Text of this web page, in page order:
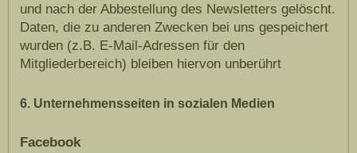
und nach der Abbestellung des Newsletters gelöscht.
Daten, die zu anderen Zwecken bei uns gespeichert
wurden (z.B. E-Mail-Adressen für den
Mitgliederbereich) bleiben hiervon unberührt
6. Unternehmensseiten in sozialen Medien
Facebook